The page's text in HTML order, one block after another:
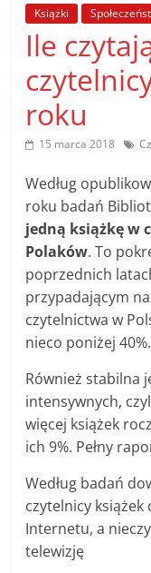
Porady
praktyczne
porady
poradniki
na
każdy
temat
Książki
Ile
roku
15 marca 2018
Według
roku badań
jedną książkę w
Polaków. To
poprzednich
przypadającym
czytelnictwa w
nieco poniżej 40%.
Również stabilna
intensywnych,
więcej książek
ich 9%. Pełny
Według badań
czytelnicy książek
Internetu, a
telewizję